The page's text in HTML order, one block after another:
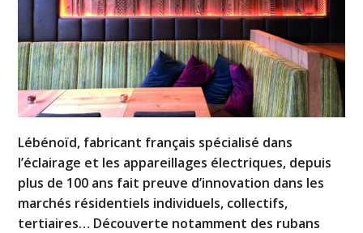
Lébénoïd, fabricant français spécialisé dans
l’éclairage et les appareillages électriques, depuis
plus de 100 ans fait preuve d’innovation dans les
marchés résidentiels individuels, collectifs,
tertiaires… Découverte notamment des rubans